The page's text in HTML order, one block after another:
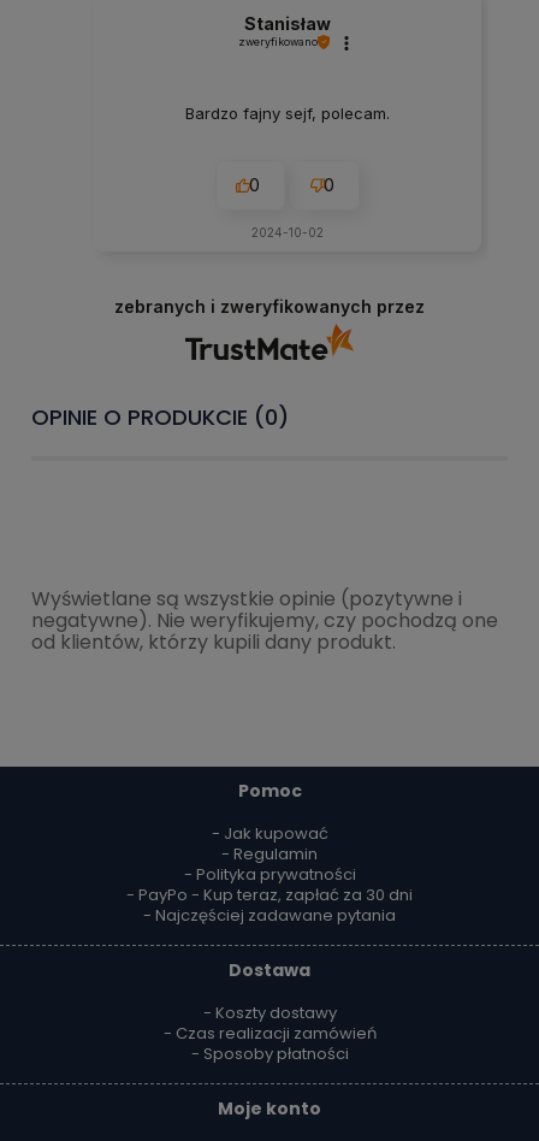
Stanisław
zweryfikowano
Bardzo fajny sejf, polecam.
0 0
2024-10-02
zebranych i zweryfikowanych przez
OPINIE O PRODUKCIE (0)
Wyświetlane są wszystkie opinie (pozytywne i
negatywne). Nie weryfikujemy, czy pochodzą one
od klientów, którzy kupili dany produkt.
Pomoc
- Jak kupować
- Regulamin
- Polityka prywatności
- PayPo - Kup teraz, zapłać za 30 dni
- Najczęściej zadawane pytania
Dostawa
- Koszty dostawy
- Czas realizacji zamówień
- Sposoby płatności
Moje konto